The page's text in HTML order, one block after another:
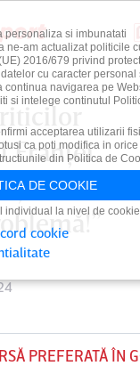
Franţei.
vă la
PREFERATĂ ÎN
personaliza si imbunatati
ne-am actualizat politicile
2016/679 privind
cu caracter personal
continua navigarea pe
si intelege continutul
acceptarea utilizarii
ca poti modifica in orice
din Politica de
DE COOKIE
individual la nivel de
cookie